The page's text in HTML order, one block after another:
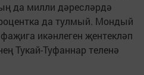
да милли дәресләрдә
да тулмый. Мондый
икәнлеген җентекләп
Тукай-Туфаннар теленә